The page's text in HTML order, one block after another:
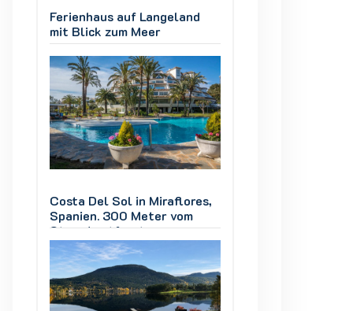
Ferienhaus auf Langeland
mit Blick zum Meer
Costa Del Sol in Miraflores,
Spanien. 300 Meter vom
Strand entfernt